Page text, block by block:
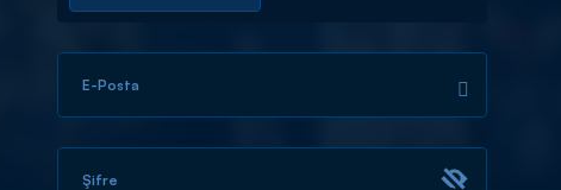
E-Posta
Şifre